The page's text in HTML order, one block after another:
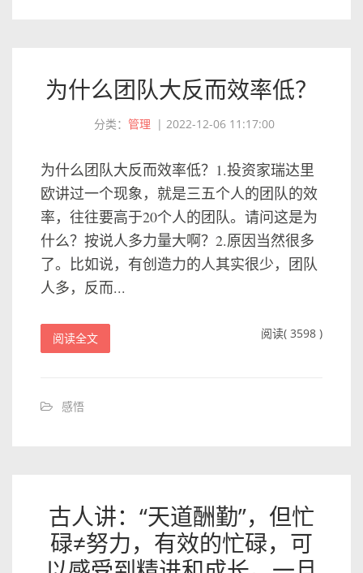
为什么团队大反而效率低？
分类： 管理 | 2022-12-06 11:17:00
为什么团队大反而效率低？1.投资家瑞达里
欧讲过一个现象，就是三五个人的团队的效
率，往往要高于20个人的团队。请问这是为
什么？按说人多力量大啊？2.原因当然很多
了。比如说，有创造力的人其实很少，团队
人多，反而...
阅读全文 阅读( 3598 )
感悟
古人讲：“天道酬勤”，但忙
碌≠努力，有效的忙碌，可